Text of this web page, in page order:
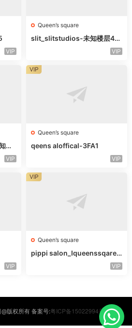
VIP
Queen’s square
slit_slitstudios-未知楼层415
VIP
楼
VIP
Queen’s square
qeens aloffical-3FA1
VIP
VIP
VIP
Queen’s square
pippi salon_Iqueenssqareo
VIP
VIP
版权所有 备案号:粤ICP备15022994号